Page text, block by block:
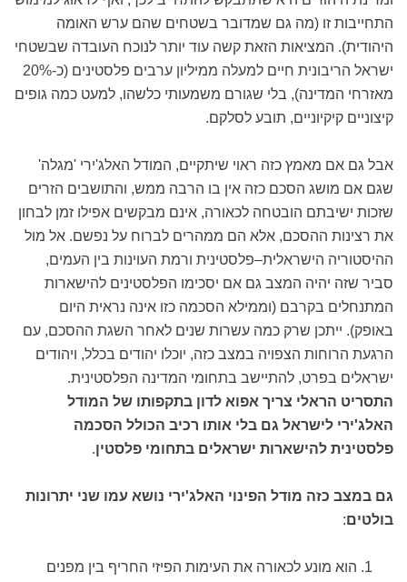
התחייבות זו (מה גם שמדובר בשטחים שהם ערש האומה
היהודית). המציאות הזאת קשה עוד יותר לנוכח העובדה שבשטחי
ישראל הריבונית חיים למעלה ממיליון ערבים פלסטינים (כ-20%
מאזרחי המדינה), בלי שגורם משמעותי כלשהו, למעט כמה גופים
קיצוניים קיקיוניים, תובע לסלקם.
אבל גם אם מאמץ כזה ראוי שיתקיים, המודל האלג'ירי 'מגלה'
שגם אם מושג הסכם כזה אין בו הרבה ממש, והתושבים הזרים
שזכות ישיבתם הובטחה לכאורה, אינם מבקשים אפילו זמן לבחון
את רצינות ההסכם, אלא הם ממהרים לברוח על נפשם. אל מול
ההיסטוריה הישראלית–פלסטינית ורמת העוינות בין העמים,
סביר שזה יהיה המצב גם אם יסכימו הפלסטינים להישארות
המתנחלים בקרבם (וממילא הסכמה כזו אינה נראית היום
באופק). ייתכן שרק כמה עשרות שנים לאחר השגת ההסכם, עם
הרגעת הרוחות הצפויה במצב כזה, יוכלו יהודים בכלל, ויהודים
ישראלים בפרט, להתיישב בתחומי המדינה הפלסטינית.
התסריט הראלי צריך אפוא לדון בתקפותו של המודל
האלג'ירי לישראל גם בלי אותו רכיב הכולל הסכמה
פלסטינית להישארות ישראלים בתחומי פלסטין.
גם במצב כזה מודל הפינוי האלג'ירי נושא עמו שני יתרונות
בולטים:
הוא מונע לכאורה את העימות הפיזי החריף בין מפנים